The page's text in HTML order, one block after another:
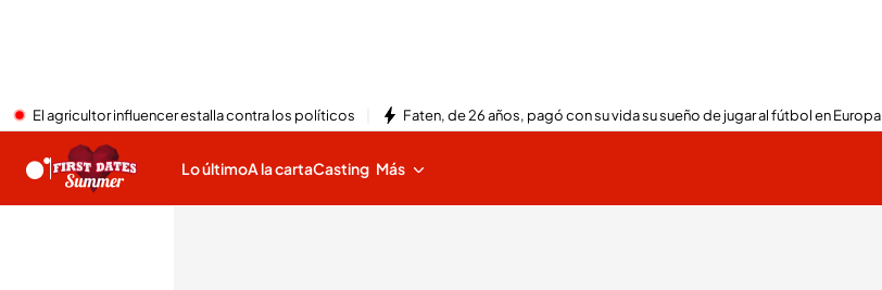
El agricultor influencer estalla contra los políticos Faten, de 26 años, pagó con su vida su sueño de jugar al fútbol en Europa
Lo últimoA la cartaCasting Más